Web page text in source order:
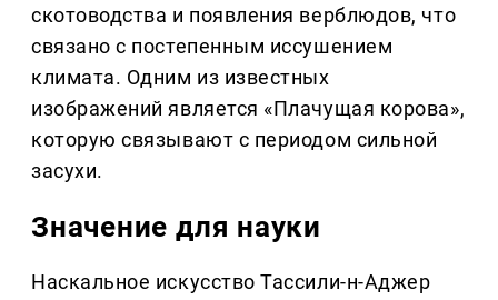
скотоводства и появления верблюдов, что
связано с постепенным иссушением
климата. Одним из известных
изображений является «Плачущая корова»,
которую связывают с периодом сильной
засухи.
Значение для науки
Наскальное искусство Тассили-н-Аджер